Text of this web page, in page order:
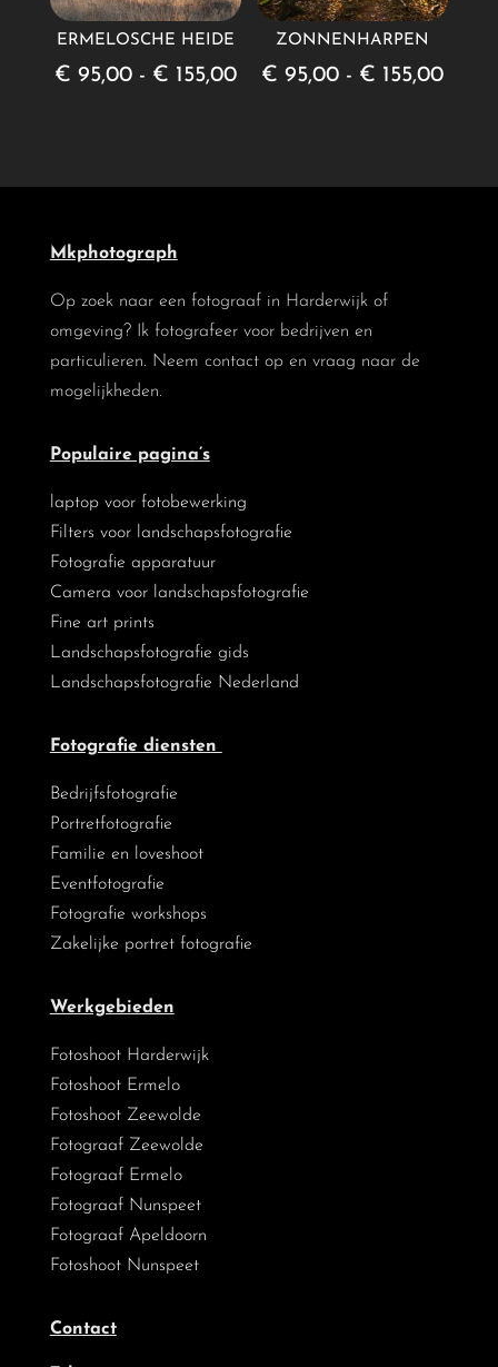
ERMELOSCHE HEIDE
€ 95,00 - € 155,00Prijsklasse:
ZONNENHARPEN
€ 95,00 - € 155,00
Mkphotograph
Op zoek naar een fotograaf in Harderwijk of
omgeving? Ik fotografeer voor bedrijven en
particulieren. Neem contact op en vraag naar de
mogelijkheden.
Populaire pagina’s
laptop voor fotobewerking
Filters voor landschapsfotografie
Fotografie apparatuur
Camera voor landschapsfotografie
Fine art prints
Landschapsfotografie gids
Landschapsfotografie Nederland
Fotografie diensten
Bedrijfsfotografie
Portretfotografie
Familie en loveshoot
Eventfotografie
Fotografie workshops
Zakelijke portret fotografie
Werkgebieden
Fotoshoot Harderwijk
Fotoshoot Ermelo
Fotoshoot Zeewolde
Fotograaf Zeewolde
Fotograaf Ermelo
Fotograaf Nunspeet
Fotograaf Apeldoorn
Fotoshoot Nunspeet
Contact